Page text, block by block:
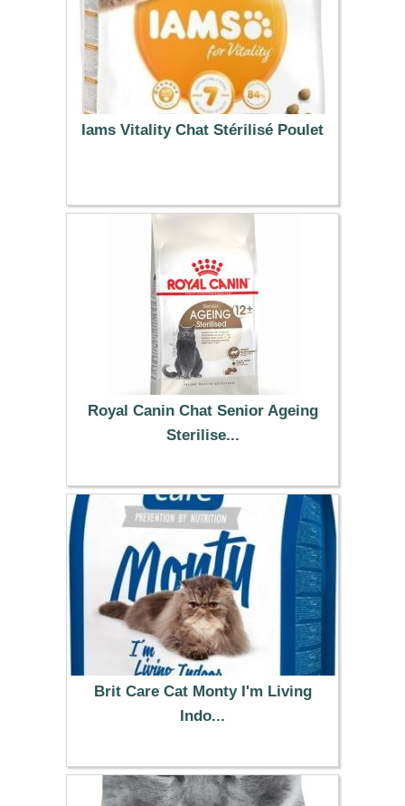
Iams Vitality Chat Stérilisé Poulet
30.99 €
Royal Canin Chat Senior Ageing
Sterilise...
33.99 €
Brit Care Cat Monty I'm Living
Indo...
13.99 €